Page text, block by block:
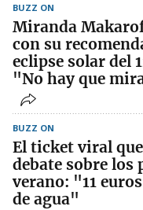
BUZZ ON
Miranda
con su
eclipse solar del
"No hay que
BUZZ ON
El ticket viral
debate sobre los
verano: "11
de agua"